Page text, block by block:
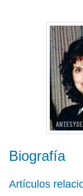
Biografía
Artículos